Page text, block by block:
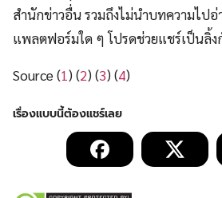
สำนักข่าวอื่น รวมถึงไม่นำบทความไปอ่
แพลตฟอร์มใด ๆ โปรดช่วยแชร์เป็นลิ้
Source (1) (2) (3) (4)